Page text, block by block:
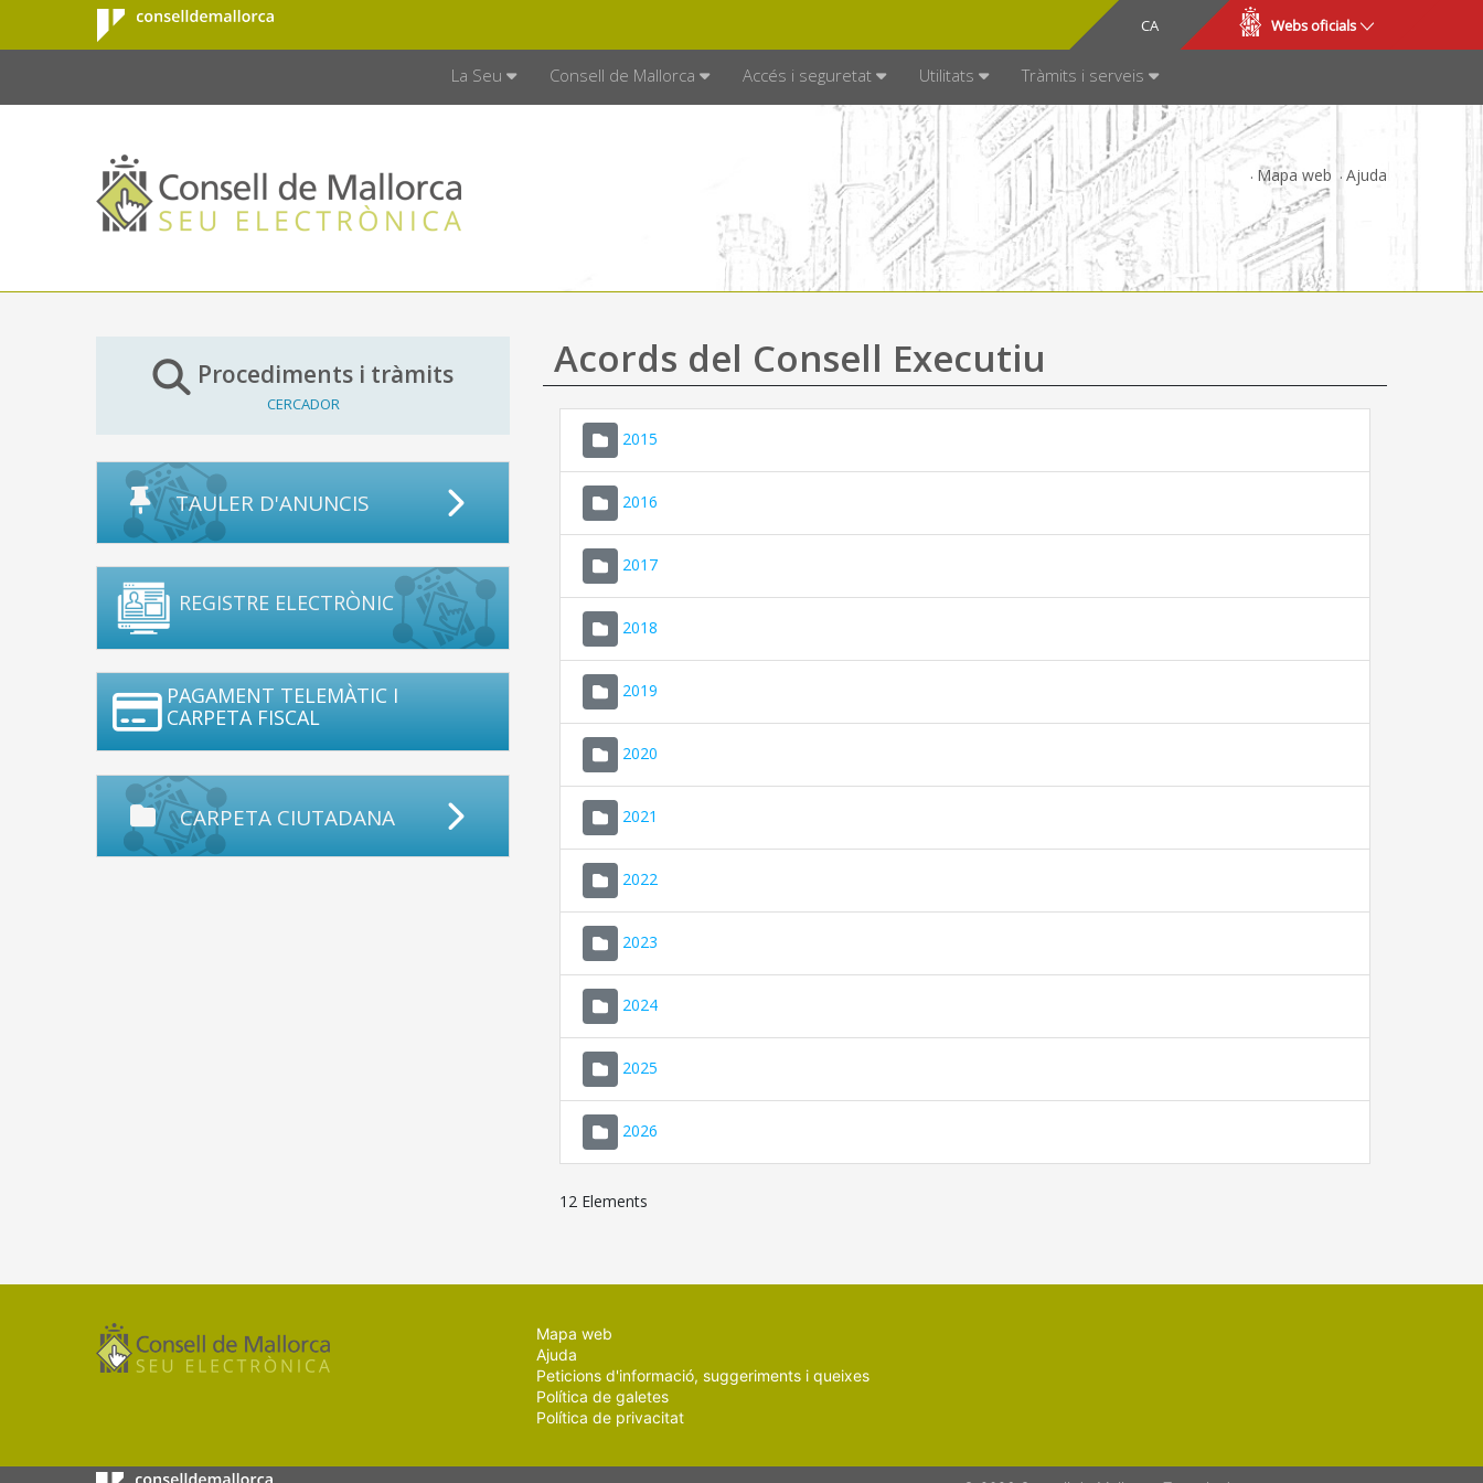
Salta al contingut principal
Consell de
Mallorca
CA
ES Webs oficials
La Seu Consell de Mallorca Accés i seguretat Utilitats Tràmits i serveis
Mapa web Ajuda
Procediments i tràmits
CERCADOR
TAULER D'ANUNCIS
REGISTRE ELECTRÒNIC
PAGAMENT TELEMÀTIC I
CARPETA FISCAL
CARPETA CIUTADANA
Acords del Consell Executiu
2015
2016
2017
2018
2019
2020
2021
2022
2023
2024
2025
2026
12 Elements
Mapa web
Ajuda
Peticions d'informació, suggeriments i queixes
Política de galetes
Política de privacitat